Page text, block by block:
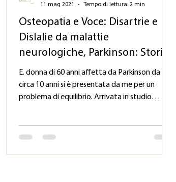
Osteopatia e Voce: Disartrie e
Dislalie da malattie
neurologiche, Parkinson: Storia
di E.
E. donna di 60 anni affetta da Parkinson da
circa 10 anni si è presentata da me per un
problema di equilibrio. Arrivata in studio
11 mag 2021
Tempo di lettura: 2 min